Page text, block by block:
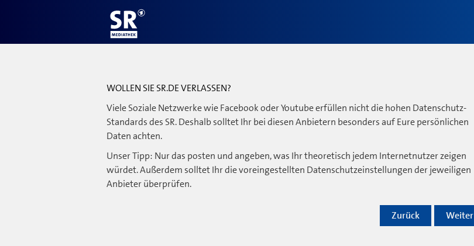
WOLLEN SIE SR.DE VERLASSEN?
Viele Soziale Netzwerke wie Facebook oder Youtube erfüllen nicht die hohen Datenschutz-
Standards des SR. Deshalb solltet Ihr bei diesen Anbietern besonders auf Eure persönlichen
Daten achten.
Unser Tipp: Nur das posten und angeben, was Ihr theoretisch jedem Internetnutzer zeigen
würdet. Außerdem solltet Ihr die voreingestellten Datenschutzeinstellungen der jeweiligen
Anbieter überprüfen.
Weiter
Zurück